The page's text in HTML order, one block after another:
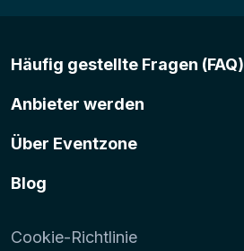
Häufig gestellte Fragen (FAQ)
Anbieter werden
Über Eventzone
Blog
Cookie-Richtlinie